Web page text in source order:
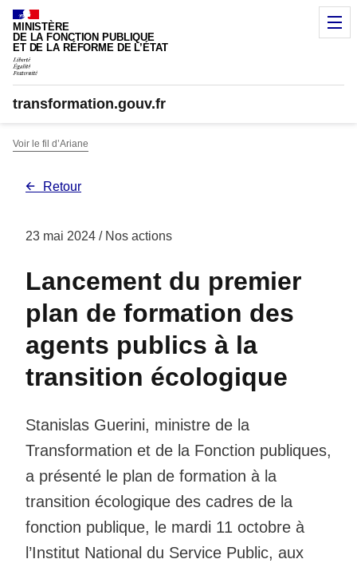
Panneau de gestion des cookies
MINISTÈRE
DE LA FONCTION PUBLIQUE
ET DE LA RÉFORME DE L’ÉTAT
transformation.gouv.fr
Voir le fil d’Ariane
Retour
23 mai 2024 / Nos actions
Lancement du premier
plan de formation des
agents publics à la
transition écologique
Stanislas Guerini, ministre de la
Transformation et de la Fonction publiques,
a présenté le plan de formation à la
transition écologique des cadres de la
fonction publique, le mardi 11 octobre à
l’Institut National du Service Public, aux